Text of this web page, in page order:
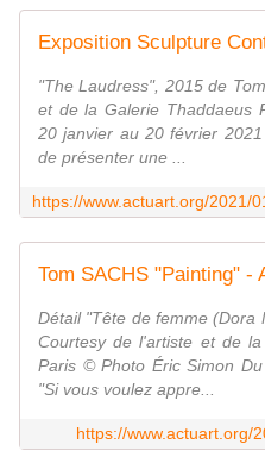
"The Laudress", 2015 de
et de la Galerie Thaddaeus
20 janvier au 20 février
de présenter une ...
Tom SACHS "Painting" -
Détail "Tête de femme (Dora
Courtesy de l'artiste et de
Paris © Photo Éric Simon
"Si vous voulez appre...
https://www.actuart.org/